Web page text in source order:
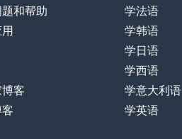
和帮助
客
学法语
学韩语
学日语
学西语
学意大利语
学英语